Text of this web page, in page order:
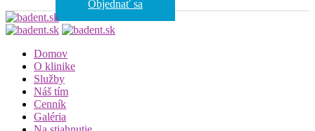
Objednať sa
Domov
O klinike
Služby
Náš tím
Cenník
Galéria